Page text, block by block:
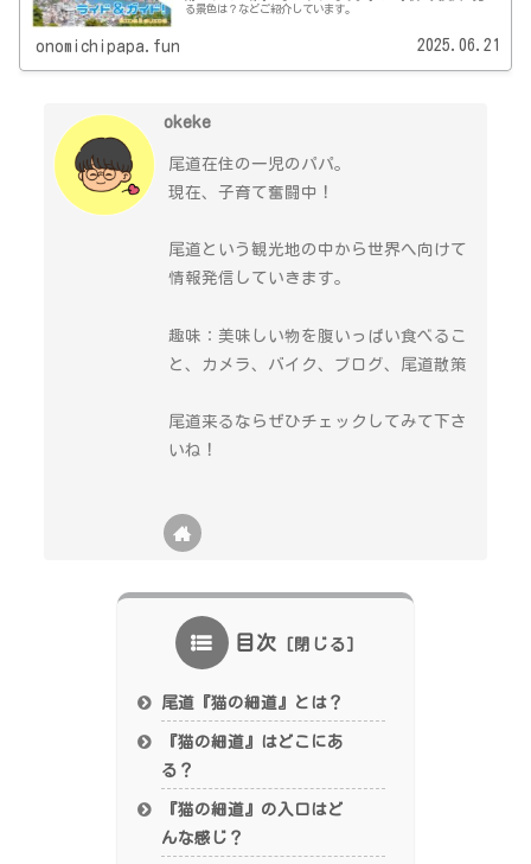
る景色は？などご紹介しています。
onomichipapa.fun 2025.06.21
okeke
尾道在住の一児のパパ。
現在、子育て奮闘中！
尾道という観光地の中から世界へ向けて
情報発信していきます。
趣味：美味しい物を腹いっぱい食べるこ
と、カメラ、バイク、ブログ、尾道散策
尾道来るならぜひチェックしてみて下さ
いね！
目次
尾道『猫の細道』とは？
『猫の細道』はどこにあ
る？
『猫の細道』の入口はど
んな感じ？